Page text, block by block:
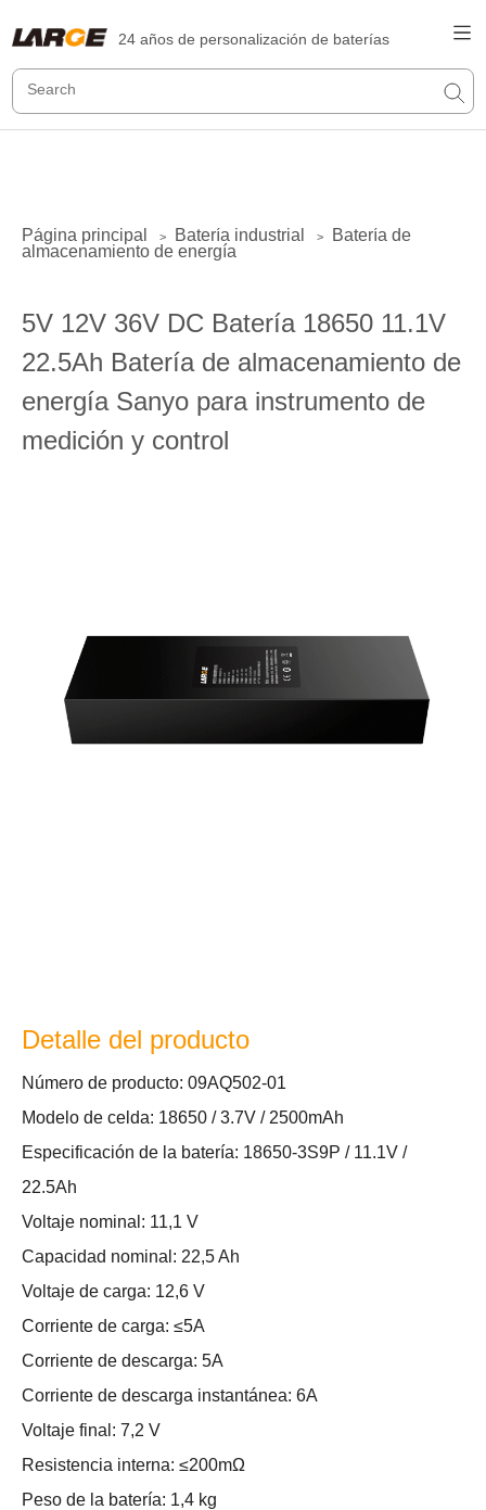
24 años de personalización de baterías
Página principal > Batería industrial >
Batería de
almacenamiento de energía
5V 12V 36V DC Batería 18650 11.1V
22.5Ah Batería de almacenamiento de
energía Sanyo para instrumento de
medición y control
Detalle del producto
Número de producto: 09AQ502-01
Modelo de celda: 18650 / 3.7V / 2500mAh
Especificación de la batería: 18650-3S9P / 11.1V /
22.5Ah
Voltaje nominal: 11,1 V
Capacidad nominal: 22,5 Ah
Voltaje de carga: 12,6 V
Corriente de carga: ≤5A
Corriente de descarga: 5A
Corriente de descarga instantánea: 6A
Voltaje final: 7,2 V
Resistencia interna: ≤200mΩ
Peso de la batería: 1,4 kg